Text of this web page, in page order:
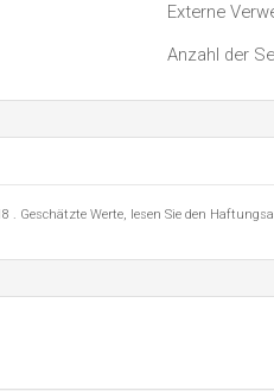
Externe
Anzahl der
. Geschätzte Werte, lesen Sie den